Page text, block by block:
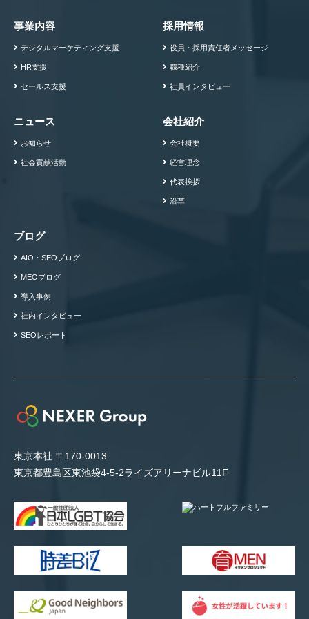
東京本社 〒170-0013
東京都豊島区東池袋4-5-2ライズアリーナビル11F
事業内容
デジタルマーケティング支援
HR支援
セールス支援
採用情報
役員・採用責任者メッセージ
職種紹介
社員インタビュー
ニュース
お知らせ
社会貢献活動
会社紹介
会社概要
経営理念
代表挨拶
沿革
ブログ
AIO・SEOブログ
MEOブログ
導入事例
社内インタビュー
SEOレポート